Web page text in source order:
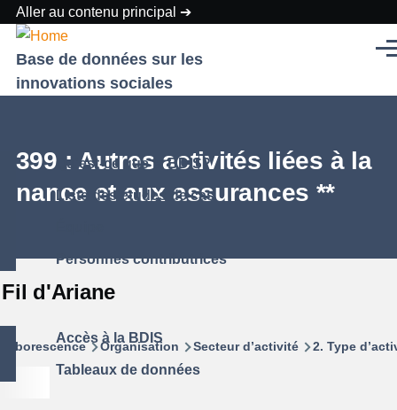
Aller au contenu principal
Base de données sur les
innovations sociales
Qu'est-ce que la BDIS?
Liste des études de cas
Personnes contributrices
Accès à la BDIS
Tableaux de données
2399 : Autres activités liées à la
finance et aux assurances **
Fil d'Ariane
Arborescence Organisation Secteur d’activité 2. Type